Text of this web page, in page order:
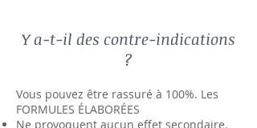
Y a-t-il des contre-indications
?
Vous pouvez être rassuré à 100%. Les
FORMULES ÉLABORÉES
Ne provoquent aucun effet secondaire.